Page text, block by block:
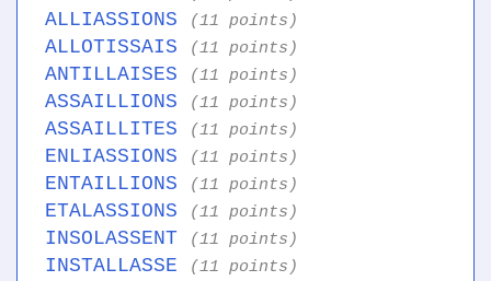
ALLIASSIONS (11 points)
ALLOTISSAIS (11 points)
ANTILLAISES (11 points)
ASSAILLIONS (11 points)
ASSAILLITES (11 points)
ENLIASSIONS (11 points)
ENTAILLIONS (11 points)
ETALASSIONS (11 points)
INSOLASSENT (11 points)
INSTALLASSE (11 points)